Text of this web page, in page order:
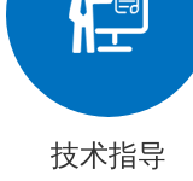
技术指导